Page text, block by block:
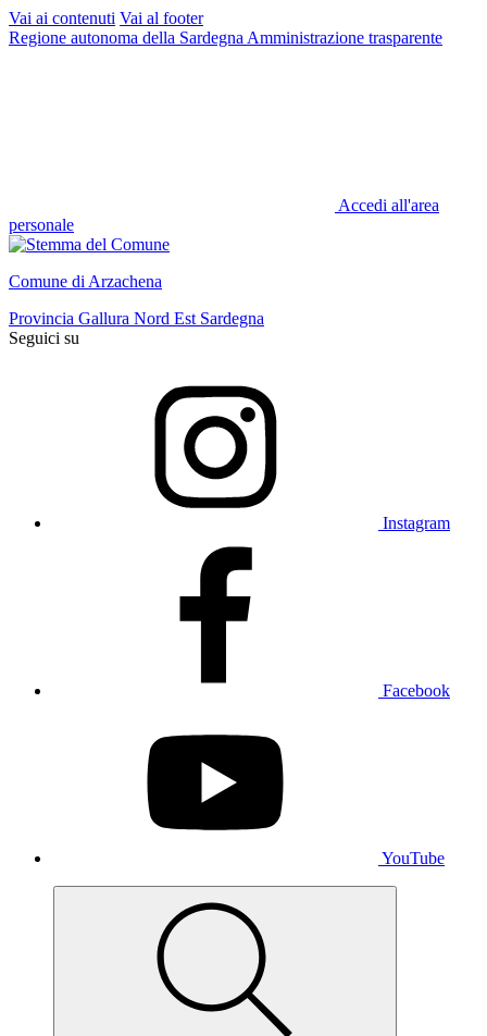
Vai ai contenuti Vai al footer
Regione autonoma della Sardegna Amministrazione trasparente
Accedi all'area
personale
Comune di Arzachena
Provincia Gallura Nord Est Sardegna
Seguici su
Instagram
Facebook
YouTube